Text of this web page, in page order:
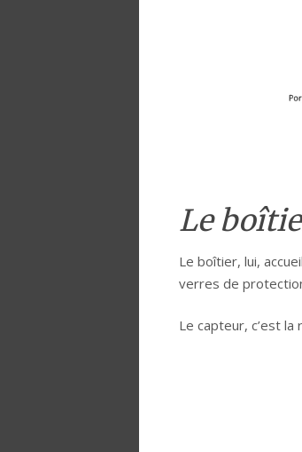
Le
Le boîtier, lui,
verres de
Le capteur, c’est